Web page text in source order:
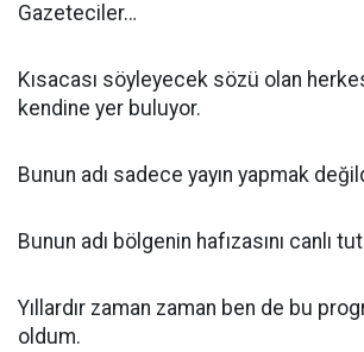
Gazeteciler…
Kısacası söyleyecek sözü olan
kendine yer buluyor.
Bunun adı sadece yayın yapmak
Bunun adı bölgenin hafızasını canlı
Yıllardır zaman zaman ben de bu
oldum.